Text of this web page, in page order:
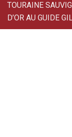
TOURAINE
D’OR AU GUIDE